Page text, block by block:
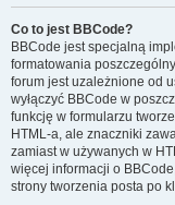
Co to jest BBCode?
BBCode jest specjalną
formatowania
forum jest uzależnione od
wyłączyć BBCode w
funkcję w formularzu
HTML-a, ale znaczniki
zamiast w używanych w
więcej informacji o
strony tworzenia posta po